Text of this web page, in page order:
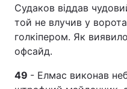
Судаков віддав
той не влучив у
голкіпером. Як
офсайд.
49 - Елмас виконав